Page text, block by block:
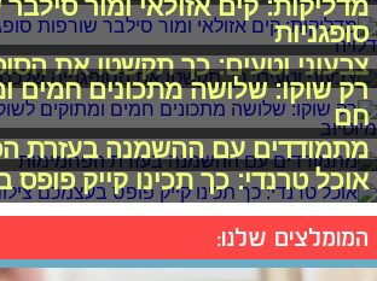
מדליקות: קים אזולאי ומור
סופגניות
צבעוני וטעים: כך תקשטו את
רק שוקו: שלושה מתכונים חמים
חם
מתמודדים עם ההשמנה בעזרת
אוכל טרנדי: כך תכינו קייק
המומלצים שלנו: